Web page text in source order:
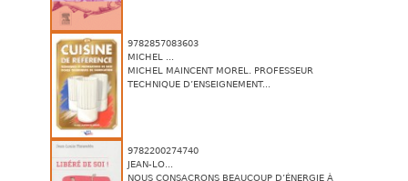
9782857083603
MICHEL ...
MICHEL MAINCENT MOREL. PROFESSEUR
TECHNIQUE D’ENSEIGNEMENT...
9782200274740
JEAN-LO...
NOUS CONSACRONS BEAUCOUP D’ÉNERGIE À